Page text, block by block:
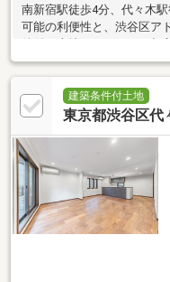
南新宿駅徒歩4分、代々木
可能の利便性と、渋谷区ア
件付き土地だからこそ、都
提案いたします。
建築条件付土地
東京都渋谷区代